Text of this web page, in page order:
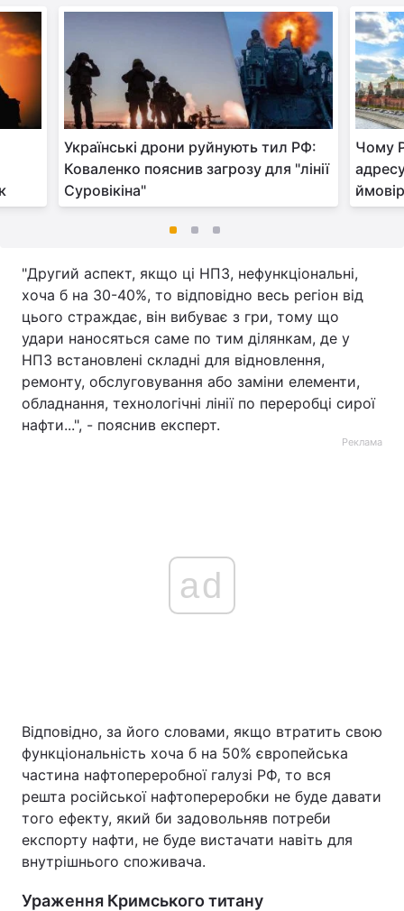
Українські дрони руйнують тил РФ:
Коваленко пояснив загрозу для "лінії
Суровікіна"
Чому
"Другий аспект, якщо ці НПЗ, нефункціональні,
хоча б на 30-40%, то відповідно весь регіон від
цього страждає, він вибуває з гри, тому що
удари наносяться саме по тим ділянкам, де у
НПЗ встановлені складні для відновлення,
ремонту, обслуговування або заміни елементи,
обладнання, технологічні лінії по переробці сирої
нафти...", - пояснив експерт.
Реклама
ad
Відповідно, за його словами, якщо втратить свою
функціональність хоча б на 50% європейська
частина нафтопереробної галузі РФ, то вся
решта російської нафтопереробки не буде давати
того ефекту, який би задовольняв потреби
експорту нафти, не буде вистачати навіть для
внутрішнього споживача.
Ураження Кримського титану